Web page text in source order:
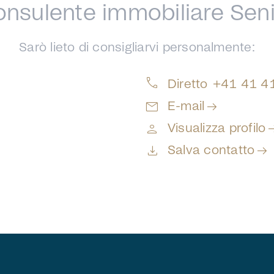
immobiliare
Sarò lieto di consigliarvi personalmente:
call Diretto +41 41
mail
E-mail arrow_right_alt
person
Visualizza profilo
download
Salva contatto arrow_right_alt